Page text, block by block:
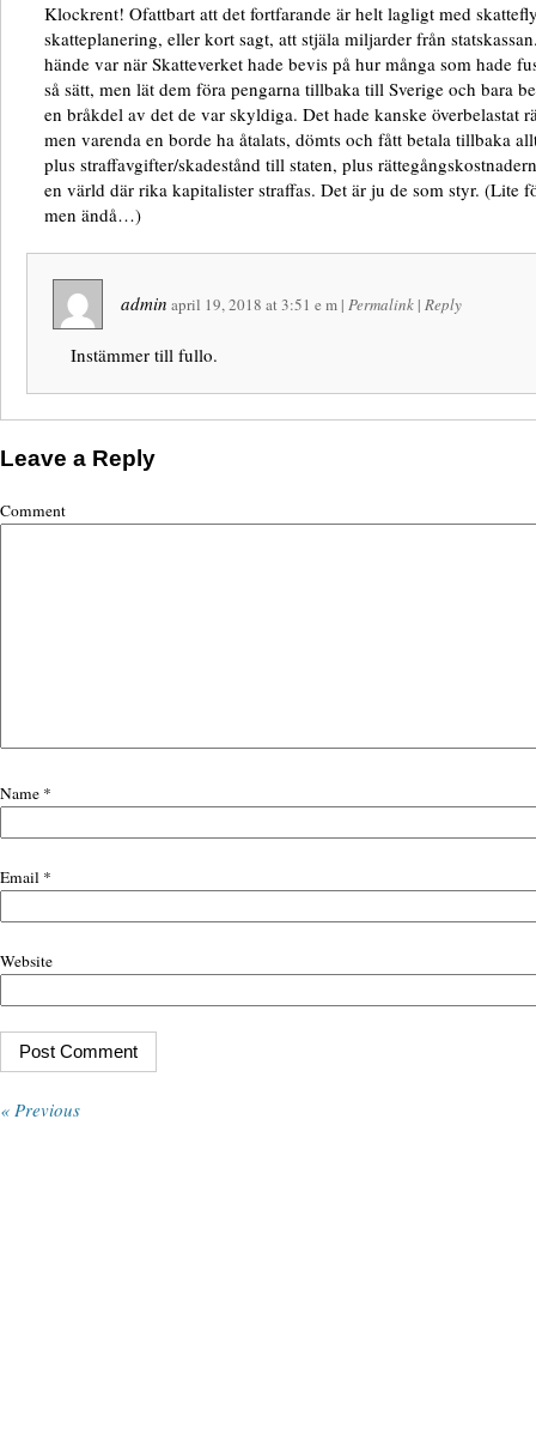
Klockrent! Ofattbart att det fortfarande är helt lagligt med
skatteplanering, eller kort sagt, att stjäla miljarder från
hände var när Skatteverket hade bevis på hur många som hade
så sätt, men lät dem föra pengarna tillbaka till Sverige och bara
en bråkdel av det de var skyldiga. Det hade kanske överbelastat
men varenda en borde ha åtalats, dömts och fått betala tillbaka
plus straffavgifter/skadestånd till staten, plus
en värld där rika kapitalister straffas. Det är ju de som styr. (Lite
men ändå…)
admin april 19, 2018 at3:51 e m | Permalink | Reply
Instämmer till fullo.
Leave a Reply
Comment
Name *
Email *
Website
« Previous